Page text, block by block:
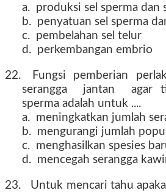
a. produksi sel sperma dan
b. penyatuan sel sperma
c. pembelahan sel telur
d. perkembangan embrio
22. Fungsi pemberian
serangga jantan agar
sperma adalah untuk ....
a. meningkatkan jumlah
b. mengurangi jumlah
c. menghasilkan spesies
d. mencegah serangga
23. Untuk mencari tahu